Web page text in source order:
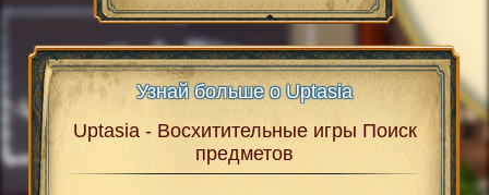
Узнай больше о Uptasia
Uptasia - Восхитительные игры Поиск
предметов